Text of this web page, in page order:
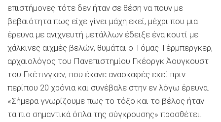
επιστήμονες τότε δεν ήταν σε θέση να πουν με
βεβαιότητα πως είχε γίνει μάχη εκεί, μέχρι που μια
έρευνα με ανιχνευτή μετάλλων έδειξε ένα κουτί με
χάλκινες αιχμές βελών, θυμάται ο Τόμας Τέρμπεργκερ,
αρχαιολόγος του Πανεπιστημίου Γκέοργκ Άουγκουστ
του Γκέτινγκεν, που έκανε ανασκαφές εκεί πριν
περίπου 20 χρόνια και συνέβαλε στην εν λόγω έρευνα.
«Σήμερα γνωρίζουμε πως το τόξο και το βέλος ήταν
τα πιο σημαντικά όπλα της σύγκρουσης» προσθέτει.